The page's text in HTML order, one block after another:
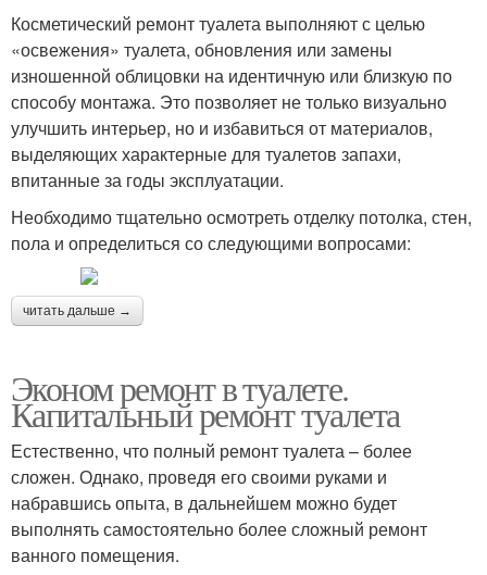
Косметический ремонт туалета выполняют с целью
«освежения» туалета, обновления или замены
изношенной облицовки на идентичную или близкую по
способу монтажа. Это позволяет не только визуально
улучшить интерьер, но и избавиться от материалов,
выделяющих характерные для туалетов запахи,
впитанные за годы эксплуатации.
Необходимо тщательно осмотреть отделку потолка, стен,
пола и определиться со следующими вопросами:
читать дальше →
Эконом ремонт в туалете.
Капитальный ремонт туалета
Естественно, что полный ремонт туалета – более
сложен. Однако, проведя его своими руками и
набравшись опыта, в дальнейшем можно будет
выполнять самостоятельно более сложный ремонт
ванного помещения.